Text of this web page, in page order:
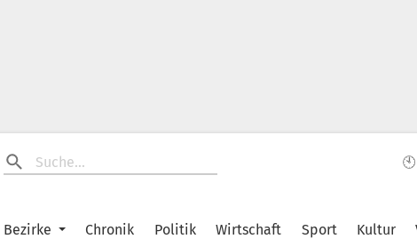
🕙
Bezirke Chronik Politik Wirtschaft Sport Kultur